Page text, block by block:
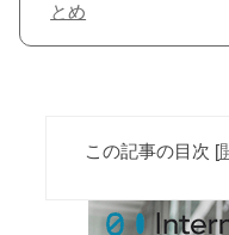
とめ
この記事の目次 [